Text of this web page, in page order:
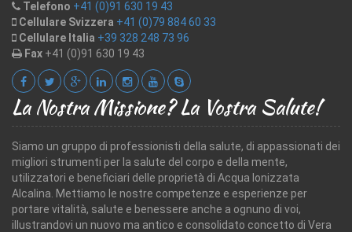
Telefono +41 (0)91 630 19 43
Cellulare Svizzera +41 (0)79 884 60 33
Cellulare Italia +39 328 248 73 96
Fax +41 (0)91 630 19 43
La Nostra Missione? La Vostra Salute!
Siamo un gruppo di professionisti della salute, di appassionati dei
migliori strumenti per la salute del corpo e della mente,
utilizzatori e beneficiari delle proprietà di Acqua Ionizzata
Alcalina. Mettiamo le nostre competenze e esperienze per
portare vitalità, salute e benessere anche a ognuno di voi,
illustrandovi un nuovo ma antico e consolidato concetto di Vera